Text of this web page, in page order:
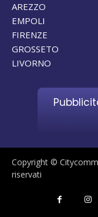
AREZZO
EMPOLI
FIRENZE
GROSSETO
LIVORNO
Copyright ©
riservati